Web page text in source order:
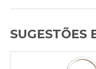
SUGESTÕES